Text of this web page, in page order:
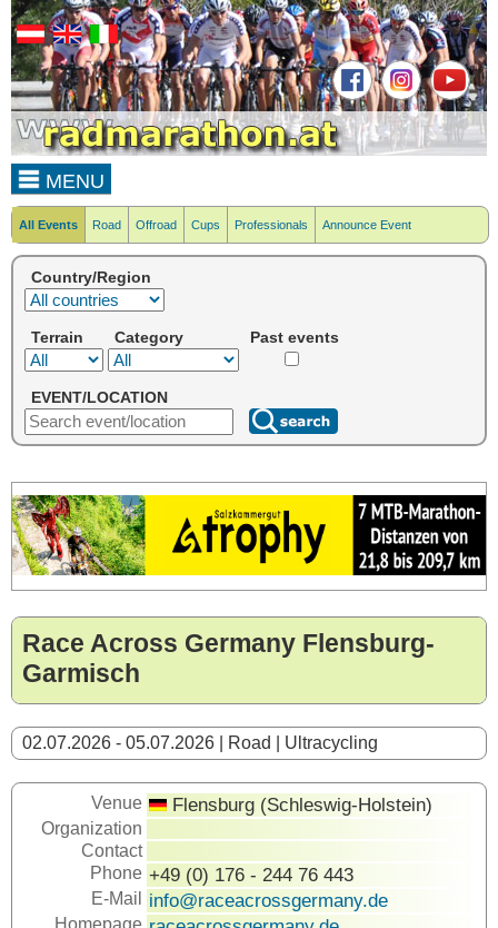
MENU
All Events Road Offroad Cups Professionals Announce Event
Country/Region
Terrain Category Past events
EVENT/LOCATION
Race Across Germany Flensburg-
Garmisch
02.07.2026 - 05.07.2026 | Road | Ultracycling
Venue Flensburg (Schleswig-Holstein)
Organization
Contact
Phone +49 (0) 176 - 244 76 443
E-Mail info@raceacrossgermany.de
Homepage